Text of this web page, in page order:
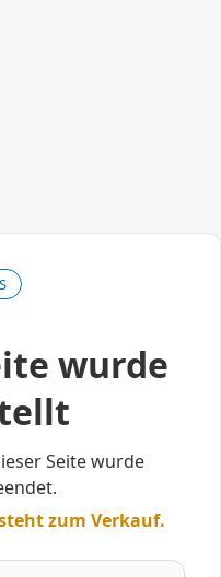
wurde
Seite wurde
zum Verkauf.